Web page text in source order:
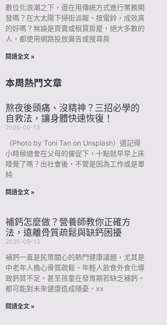
數位化浪潮之下，還在用傳統方式進行業務開
發嗎？在大太陽下掃街派報、按電鈴，成效真
的好嗎？無論是買賣或租賃房屋，絕大多數的
人，都使用網路投放廣告或搜尋房
閱讀全文 »
本周熱門文章
熬夜後頭痛、沒精神？三招必學的
自救法，讓身體快速恢復！
2025-09-13
（Photo by Toni Tan on Unsplash）還記得
小時候總會在父母的催促下，十點就早早上床
睡覺了嗎？出社會後，不管是因為工作或是單
純
閱讀全文 »
補鈣怎麼做？營養師教你正確方
法，遠離骨質疏鬆與缺鈣困擾
2025-09-13
補鈣一直是民眾關心的熱門健康議題，尤其是
中老年人擔心骨質疏鬆、年輕人飲食外食化導
致鈣質不足，甚至孩童在發育期若缺乏補鈣，
都可能對未來健康造成隱憂。xx
閱讀全文 »